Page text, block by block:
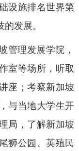
设施排名世界第
发展。
管理发展学院，
室等场所，听取
座；考察新加坡
与当地大学生开
局，了解新加坡
狮公园、英殖民